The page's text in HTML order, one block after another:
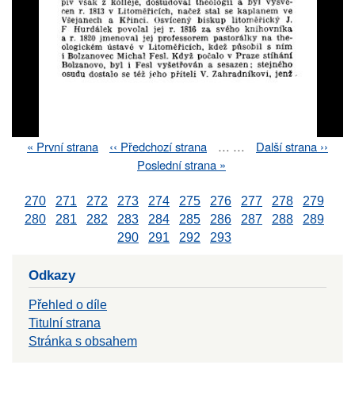
First
« První strana
Previous
‹‹ Předchozí strana … …
Next
Další strana ››
Last
Poslední strana »
270 271 272 273 274 275 276 277 278
279
280
281 282 283 284 285 286 287 288
289
290
291 292 293
Odkazy
Přehled o díle
Titulní strana
Stránka s obsahem